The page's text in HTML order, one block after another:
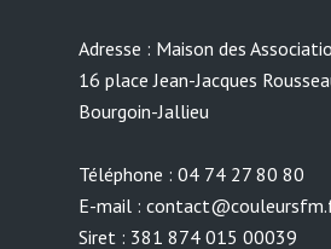
Adresse : Maison des
16 place Jean-Jacques
Bourgoin-Jallieu
Téléphone : 04 74 27 80 80
E-mail :
Siret : 381 874 015 00039